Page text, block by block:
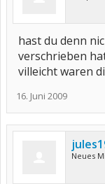
hast du denn
verschrieben
villeicht waren
16. Juni 2009
Neues